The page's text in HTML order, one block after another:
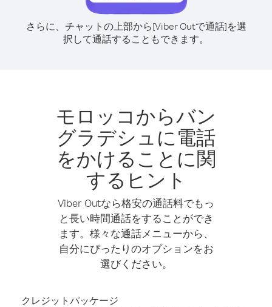
さらに、チャットの上部から[Viber Outで通話]を選
択して通話することもできます。
モロッコからバン
グラデシュに電話
をかけることに関
するヒント
Viber Outなら格安の通話料でもっ
と長い時間通話をすることができ
ます。様々な通話メニューから、
自分にぴったりのオプションをお
選びください。
クレジットパッケージ